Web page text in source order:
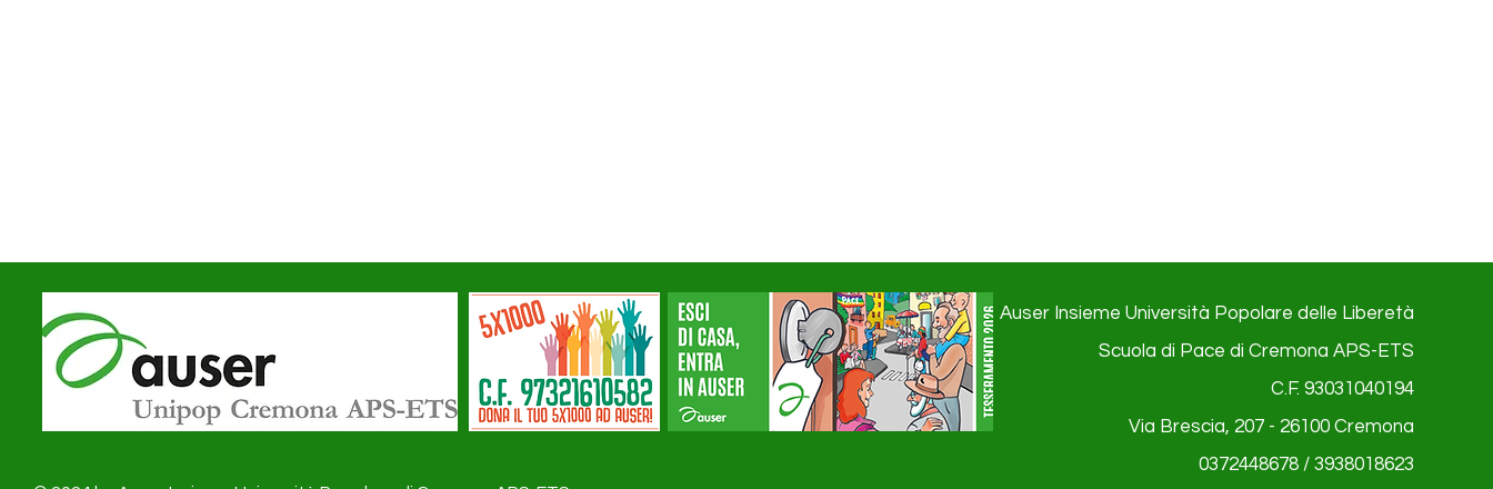
Auser Insieme Università Popolare delle Liberetà
Scuola di Pace di Cremona APS-ETS
C.F. 93031040194
Via Brescia, 207 - 26100 Cremona
0372448678 / 3938018623